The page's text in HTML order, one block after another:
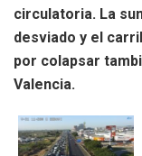
circulatoria. La
desviado y el
por colapsar
Valencia.